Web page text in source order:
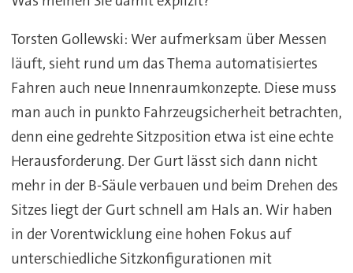
Torsten Gollewski: Wer aufmerksam über Messen
läuft, sieht rund um das Thema automatisiertes
Fahren auch neue Innenraumkonzepte. Diese muss
man auch in punkto Fahrzeugsicherheit betrachten,
denn eine gedrehte Sitzposition etwa ist eine echte
Herausforderung. Der Gurt lässt sich dann nicht
mehr in der B-Säule verbauen und beim Drehen des
Sitzes liegt der Gurt schnell am Hals an. Wir haben
in der Vorentwicklung eine hohen Fokus auf
unterschiedliche Sitzkonfigurationen mit